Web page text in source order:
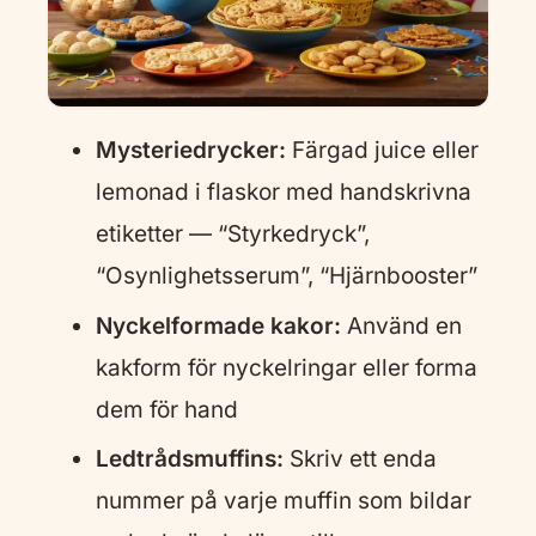
Mysteriedrycker: Färgad juice eller
lemonad i flaskor med handskrivna
etiketter — “Styrkedryck”,
“Osynlighetsserum”, “Hjärnbooster”
Nyckelformade kakor: Använd en
kakform för nyckelringar eller forma
dem för hand
Ledtrådsmuffins: Skriv ett enda
nummer på varje muffin som bildar